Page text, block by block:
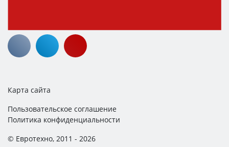
Карта сайта
Пользовательское соглашение
Политика конфиденциальности
© Евротехно, 2011 - 2026